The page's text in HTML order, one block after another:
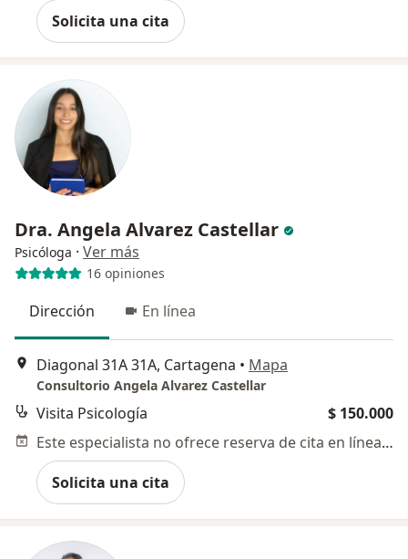
Solicita una cita
Dra. Angela Alvarez Castellar
Psicóloga · Ver más
16 opiniones
Dirección En línea
Diagonal 31A 31A, Cartagena • Mapa
Consultorio Angela Alvarez Castellar
Visita Psicología
$ 150.000
Este especialista no ofrece reserva de cita en línea en esta dirección.
Solicita una cita